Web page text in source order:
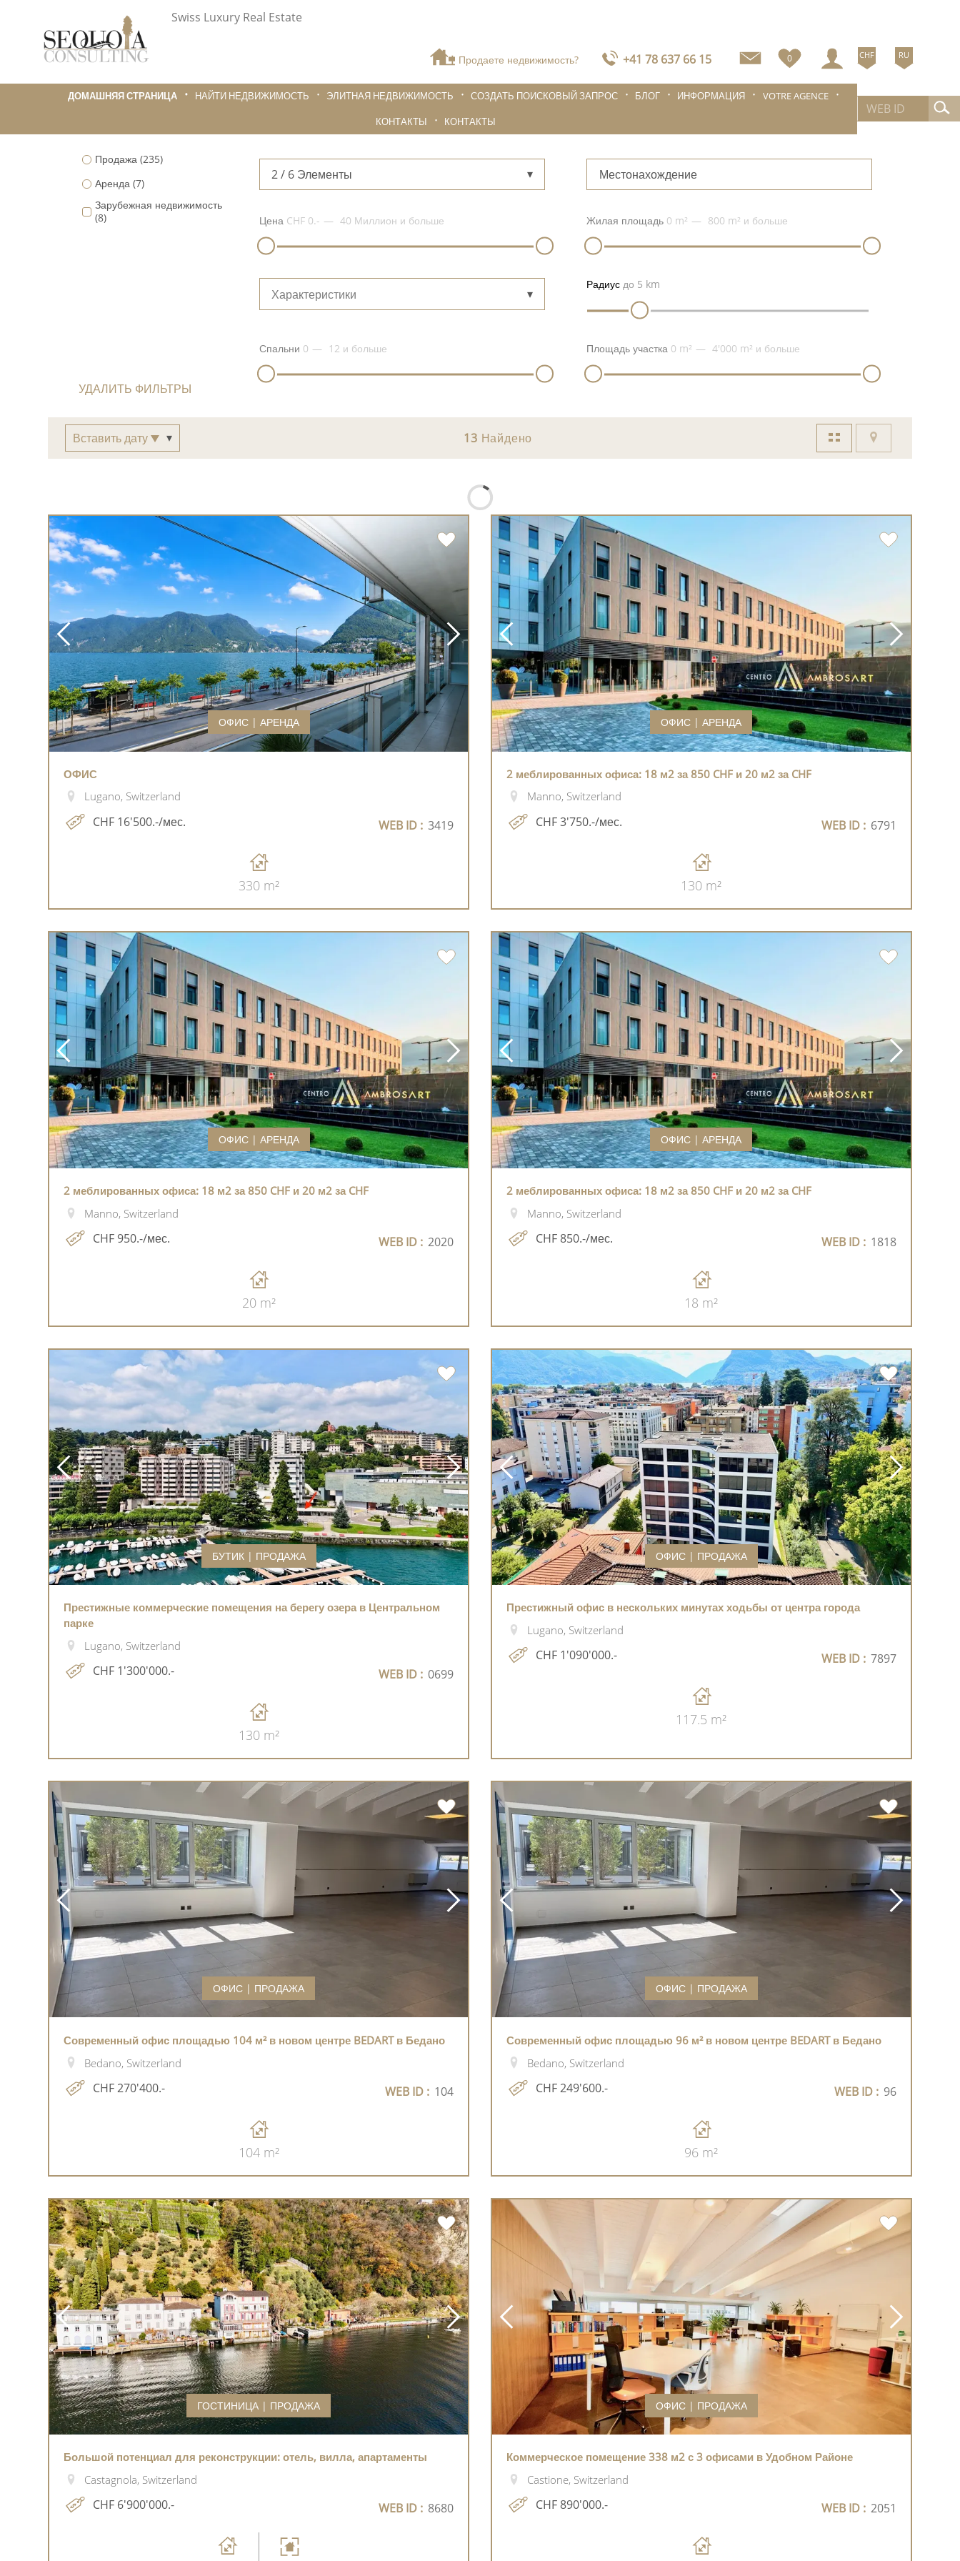
Swiss Luxury Real Estate
Продаете недвижимость? +41 78 637 66 15 0 CHF RU
ДОМАШНЯЯ СТРАНИЦА НАЙТИ НЕДВИЖИМОСТЬ ЭЛИТНАЯ НЕДВИЖИМОСТЬ СОЗДАТЬ ПОИСКОВЫЙ ЗАПРОС БЛОГ ИНФОРМАЦИЯ
VOTRE AGENCE
КОНТАКТЫ
КОНТАКТЫ
Продажа(235)
Аренда(7)
Зарубежная недвижимость
(8)
2 / 6 Элементы Местонахождение
Цена CHF 0.- 40 Миллион и больше Жилая площадь 0 m² 800 m² и больше
Характеристики
Радиусдо 5 km
Спальни 0 12 и больше Площадь участка 0 m² 4'000 m² и больше
УДАЛИТЬ ФИЛЬТРЫ
Вставить дату 13 Найдено
ОФИС | АРЕНДА
ОФИС
Lugano, Switzerland
CHF 16'500.-/мес. WEB ID : 3419
330 m²
ОФИС | АРЕНДА
2 меблированных офиса: 18 м2 за 850 CHF и 20 м2 за CHF
Manno, Switzerland
CHF 3'750.-/мес. WEB ID : 6791
130 m²
ОФИС | АРЕНДА
2 меблированных офиса: 18 м2 за 850 CHF и 20 м2 за CHF
Manno, Switzerland
CHF 950.-/мес. WEB ID : 2020
20 m²
ОФИС | АРЕНДА
2 меблированных офиса: 18 м2 за 850 CHF и 20 м2 за CHF
Manno, Switzerland
CHF 850.-/мес. WEB ID : 1818
18 m²
БУТИК | ПРОДАЖА
Престижные коммерческие помещения на берегу озера в Центральном
парке
Lugano, Switzerland
CHF 1'300'000.- WEB ID : 0699
130 m²
ОФИС | ПРОДАЖА
Престижный офис в нескольких минутах ходьбы от центра города
Lugano, Switzerland
CHF 1'090'000.- WEB ID : 7897
117.5 m²
ОФИС | ПРОДАЖА
Современный офис площадью 104 м² в новом центре BEDART в Бедано
Bedano, Switzerland
CHF 270'400.- WEB ID : 104
104 m²
ОФИС | ПРОДАЖА
Современный офис площадью 96 м² в новом центре BEDART в Бедано
Bedano, Switzerland
CHF 249'600.- WEB ID : 96
96 m²
ГОСТИНИЦА | ПРОДАЖА
Большой потенциал для реконструкции: отель, вилла, апартаменты
Castagnola, Switzerland
CHF 6'900'000.- WEB ID : 8680
ОФИС | ПРОДАЖА
Коммерческое помещение 338 м2 с 3 офисами в Удобном Районе
Castione, Switzerland
CHF 890'000.- WEB ID : 2051